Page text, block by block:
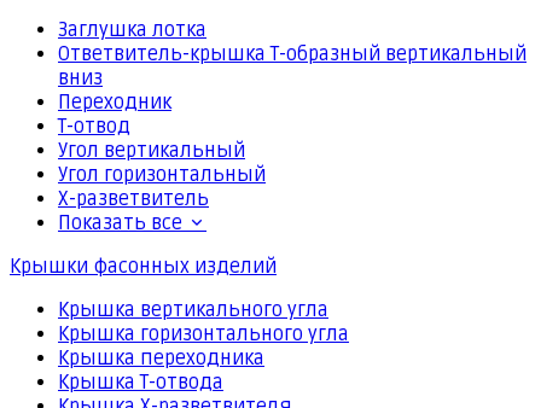
Заглушка лотка
Ответвитель-крышка Т-образный вертикальный
вниз
Переходник
Т-отвод
Угол вертикальный
Угол горизонтальный
Х-разветвитель
Показать все
Крышки фасонных изделий
Крышка вертикального угла
Крышка горизонтального угла
Крышка переходника
Крышка Т-отвода